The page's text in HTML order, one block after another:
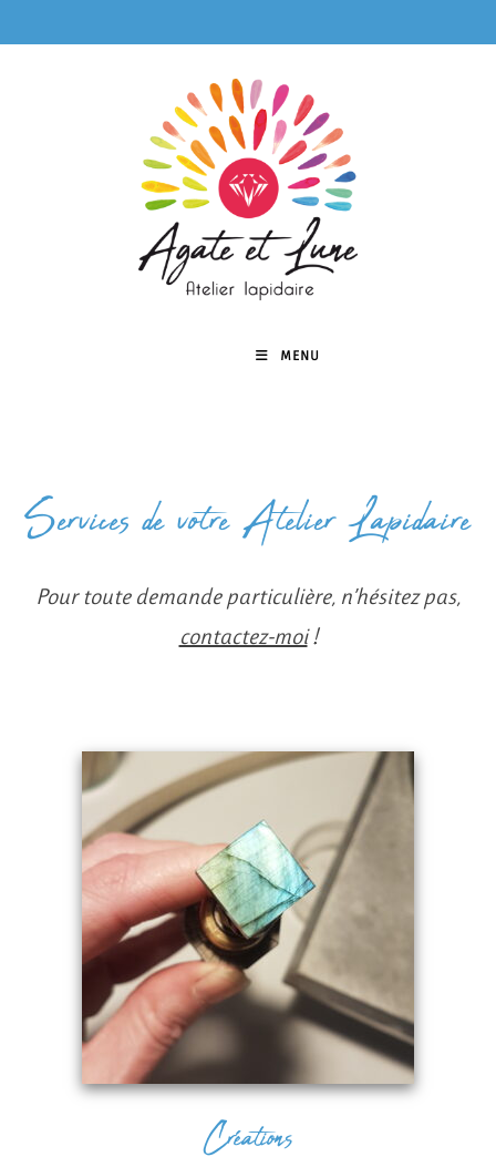
MENU
Services de votre Atelier Lapidaire
Pour toute demande particulière, n’hésitez pas,
contactez-moi!
Créations